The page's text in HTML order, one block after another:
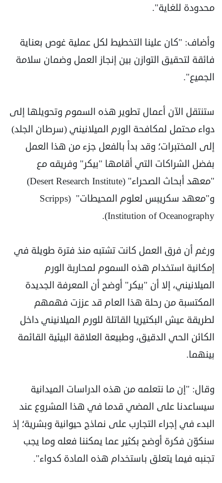
محدودة للغاية".
وأضاف: "كان علينا التخطيط لكل عملية غوص بعناية
فائقة لتحقيق التوازن بين إنجاز العمل وضمان سلامة
الجميع".
ستنتقل الآن أعمال تطوير هذه السموم وتحويلها إلى
دواء محتمل لمكافحة الورم الميلانيني (سرطان الجلد)
إلى المختبرات؛ وقد بدأ بالفعل جزء من هذا العمل
بفضل الشراكات التي أقامها "بيكر" وفريقه مع
"معهد أبحاث الصحراء" (Desert Research Institute)
و"معهد سكريبس لعلوم المحيطات" (Scripps
Institution of Oceanography).
ورغم أن فرق العمل كانت تشتبه منذ فترة طويلة في
إمكانية استخدام هذه السموم لمحاربة الورم
الميلانيني، إلا أن "بيكر" أوضح أن المعرفة الجديدة
المكتسبة من رحلة هذا العام قد عززت فهمهم
لطريقة عيش البكتيريا القاتلة للورم الميلانيني داخل
الكائن الحي الدقيق، وطبيعة العلاقة البيئية القائمة
بينهما.
وقال: "إن ما نتعلمه من هذه الدراسات الميدانية
سيساعدنا على المضي قدما في هذا المشروع عند
البدء في إجراء التجارب على نماذج حيوانية وبشرية؛ إذ
سنكوّن فكرة أوضح بكثير عما يمكننا فعله وما يجب
تجنبه فيما يتعلق باستخدام هذه المادة كدواء".